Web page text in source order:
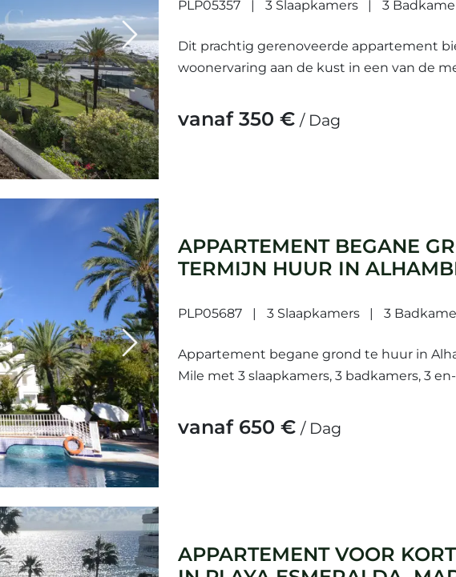
Next
PLP05357 3 Slaapkamers 3
Dit prachtig gerenoveerde appartement
woonervaring aan de kust in een van de
ruime slaapkamers en 3 badkamers,...
vanaf 350 € / Dag
Next
APPARTEMENT BEGANE
TERMIJN HUUR IN
PLP05687 3 Slaapkamers 3
Appartement begane grond te huur in
Mile met 3 slaapkamers, 3 badkamers, 3
Afmetingen: 127m² oppervlakte...
vanaf 650 € / Dag
APPARTEMENT VOOR